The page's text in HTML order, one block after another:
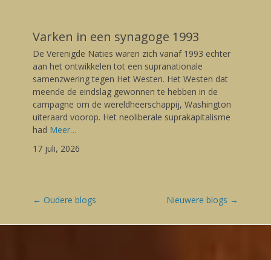
Varken in een synagoge 1993
Posted
on
17/07/2026
Gerard
De Verenigde Naties waren zich vanaf 1993 echter
aan het ontwikkelen tot een supranationale
samenzwering tegen Het Westen. Het Westen dat
meende de eindslag gewonnen te hebben in de
campagne om de wereldheerschappij, Washington
uiteraard voorop. Het neoliberale suprakapitalisme
had Meer…
17 juli, 2026
Post
← Oudere blogs Nieuwere blogs →